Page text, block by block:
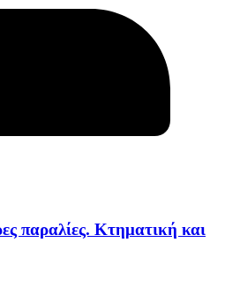
παραλίες. Κτηματική και